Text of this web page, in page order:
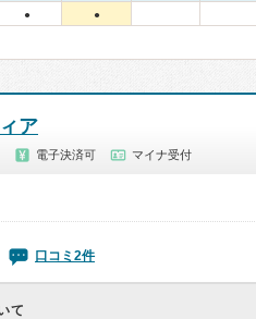
● ●
ア
電子決済可 マイナ受付
口コミ2件
て